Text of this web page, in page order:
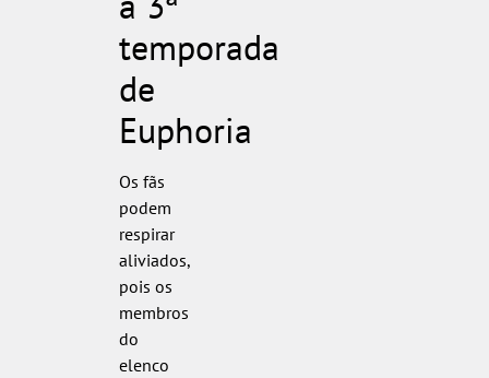
temporada
de
Euphoria
Os fãs
podem
respirar
aliviados,
pois os
membros
do
elenco